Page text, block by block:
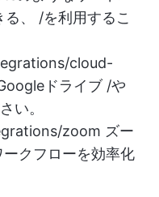
、 /を利用するこ
cloud-
ドライブ /や
い。
zoom ズー
クフローを効率化